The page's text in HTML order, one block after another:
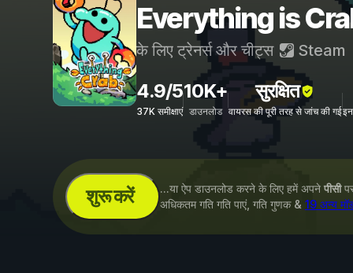
Everything is
के लिए ट्रेनर्स और चीट्स Steam
4.9/5
37K समीक्षाएं
10K+
डाउनलोड
सुरक्षित
वायरस की पूरी तरह से जांच की गई
शुरू करें ...या ऐप डाउनलोड करने के लिए हमें अपने पीसी
अधिकतम गति गति पाएं, गति गुणक & 19 अन्य